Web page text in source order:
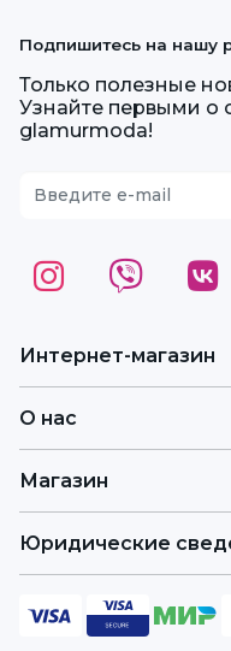
Интернет-магазин
О нас
Магазин
Юридические
Подпишитесь на нашу
Только полезные
Узнайте первыми о
glamurmoda!